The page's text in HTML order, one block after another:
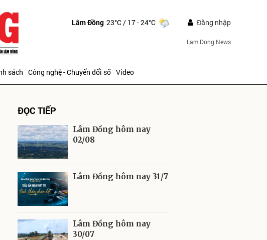
Lâm Đồng 23°C/ 17 - 24°C Đăng nhập
Lam Dong News
sách Công nghệ - Chuyển đổi số Video
ĐỌC TIẾP
Lâm Đồng hôm nay
02/08
Lâm Đồng hôm nay 31/7
Lâm Đồng hôm nay
30/07
Gửi